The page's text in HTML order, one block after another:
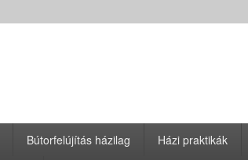
Bútorfelújítás házilag Házi praktikák